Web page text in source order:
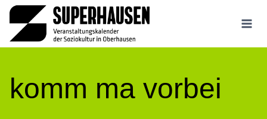
Zum
Inhalt
springen
komm ma vorbei